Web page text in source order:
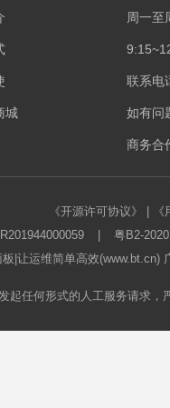
城
周一至
联系电
如有问
商务合
《开源许可协议》
粤B2-
|让运维简单高效
起任何形式的人工服务请求，